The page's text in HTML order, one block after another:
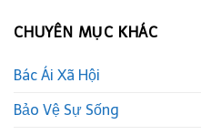
CHUYÊN MỤC KHÁC
Bác Ái Xã Hội
Bảo Vệ Sự Sống